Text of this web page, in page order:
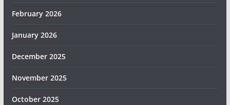
February 2026
January 2026
December 2025
November 2025
October 2025